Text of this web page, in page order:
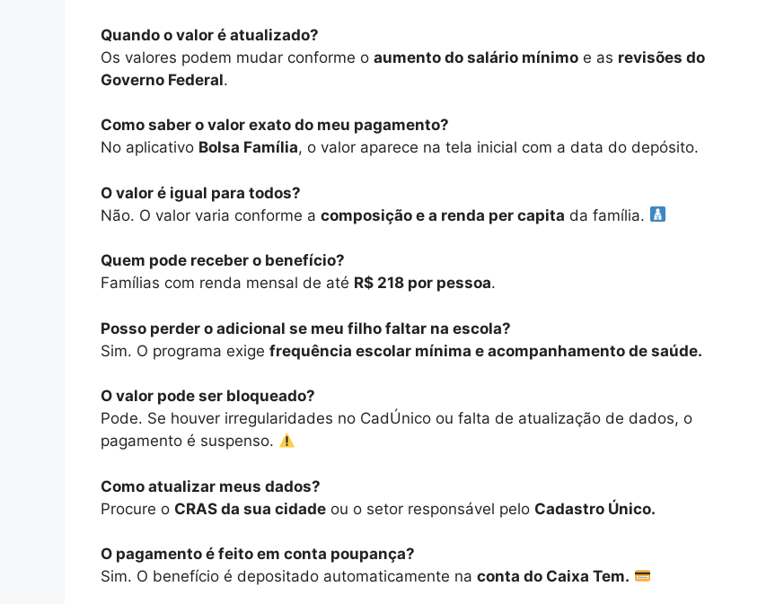
Quando o valor é atualizado?
Os valores podem mudar conforme o aumento do salário mínimo e as revisões do
Governo Federal.
Como saber o valor exato do meu pagamento?
No aplicativo Bolsa Família, o valor aparece na tela inicial com a data do depósito.
O valor é igual para todos?
Não. O valor varia conforme a composição e a renda per capita da família.
Quem pode receber o benefício?
Famílias com renda mensal de até R$ 218 por pessoa.
Posso perder o adicional se meu filho faltar na escola?
Sim. O programa exige frequência escolar mínima e acompanhamento de saúde.
O valor pode ser bloqueado?
Pode. Se houver irregularidades no CadÚnico ou falta de atualização de dados, o
pagamento é suspenso.
Como atualizar meus dados?
Procure o CRAS da sua cidade ou o setor responsável pelo Cadastro Único.
O pagamento é feito em conta poupança?
Sim. O benefício é depositado automaticamente na conta do Caixa Tem.